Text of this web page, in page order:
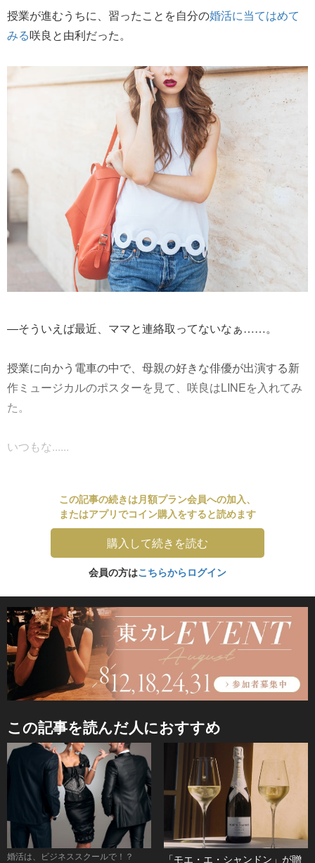
授業が進むうちに、習ったことを自分の婚活に当てはめて
みる咲良と由利だった。
―そういえば最近、ママと連絡取ってないなぁ……。
授業に向かう電車の中で、母親の好きな俳優が出演する新
作ミュージカルのポスターを見て、咲良はLINEを入れてみ
た。
いつもな......
この記事の続きは月額プラン会員への加入、
またはアプリでコイン購入をすると読めます
購入して続きを読む
会員の方はこちらからログイン
この記事を読んだ人におすすめ
婚活は、ビジネススクールで！？
「モエ・エ・シャンドン」が贈